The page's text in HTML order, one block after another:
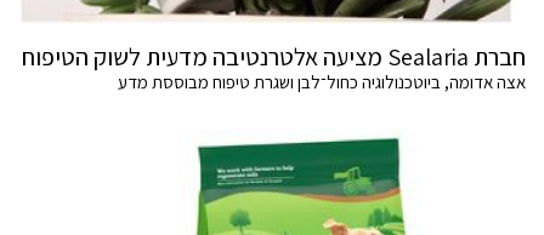
חברת Sealaria מציעה אלטרנטיבה מדעית לשוק הטיפוח
אצה אדומה, ביוטכנולוגיה כחול־לבן ושגרת טיפוח מבוססת מדע